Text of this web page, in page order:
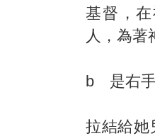
基督，
人，為著
b 是右手
拉結給她